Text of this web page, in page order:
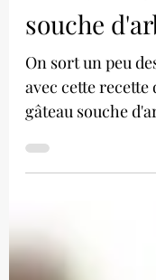
Tree cake
souche
On sort un peu des sentiers battus
gâteau souche
pour